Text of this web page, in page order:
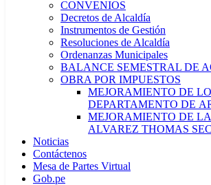
CONVENIOS
Decretos de Alcaldía
Instrumentos de Gestión
Resoluciones de Alcaldía
Ordenanzas Municipales
BALANCE SEMESTRAL DE
OBRA POR IMPUESTOS
MEJORAMIENTO DE
DEPARTAMENTO DE
MEJORAMIENTO DE
ALVAREZ THOMAS
Noticias
Contáctenos
Mesa de Partes Virtual
Gob.pe